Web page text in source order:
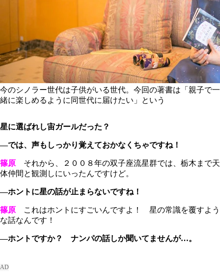
今のシノラー世代は子供がいる世代。今回の著書は「親子で一
緒に楽しめるように同世代に届けたい」という
星に選ばれし宙ガールだった？
―では、声もしっかり覚えておかなくちゃですね！
篠原 それから、２００８年の双子座流星群では、栃木まで天
体仲間と観測しにいったんですけど。
―ホントに星の話が止まらないですね！
篠原 これはホントにすごいんですよ！ 星の常識を覆すよう
な話なんです！
―ホントですか？ ナンパの話しか聞いてませんが…。